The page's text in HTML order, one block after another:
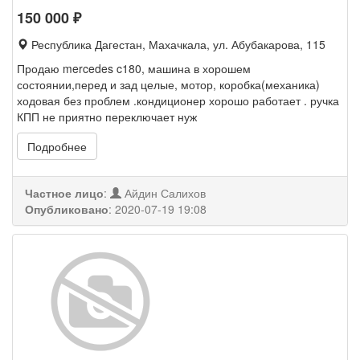
150 000₽
Республика Дагестан, Махачкала, ул. Абубакарова, 115
Продаю mercedes c180, машина в хорошем
состоянии,перед и зад целые, мотор, коробка(механика)
ходовая без проблем .кондиционер хорошо работает . ручка
КПП не приятно переключает нуж
Подробнее
Частное лицо:
Айдин Салихов
Опубликовано: 2020-07-19 19:08